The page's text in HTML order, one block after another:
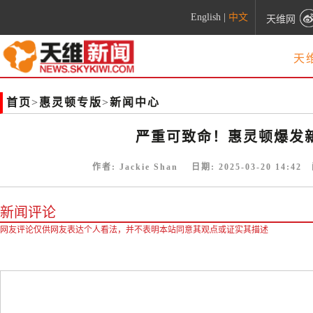
English 中文 天维网
天
首页>惠灵顿专版>新闻中心
严重可致命！惠灵顿爆发
作者: Jackie Shan 日期: 2025-03-20 14:42
新闻评论
网友评论仅供网友表达个人看法，并不表明本站同意其观点或证实其描述